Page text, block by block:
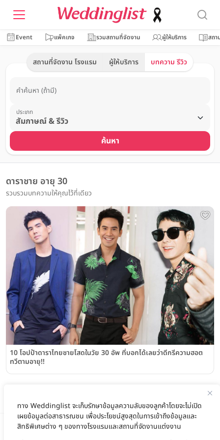
ทาง Weddinglist จะเก็บรักษาข้อมูลความลับของลูกค้าโดยจะไม่เปิด
เผยข้อมูลต่อสาธารณชน เพื่อประโยชน์สูงสุดในการเข้าถึงข้อมูลและ
สิทธิพิเศษต่าง ๆ ของทางโรงแรมและสถานที่จัดงานแต่งงาน
Event แพ็คเกจ รวมสถานที่จัดงาน ผู้ให้บริการ สถา
สถานที่จัดงาน โรงแรม ผู้ให้บริการ บทความ รีวิว
คำค้นหา (ถ้ามี)
ประเภท
ค้นหา
ดาราชาย อายุ 30
รวบรวมบทความให้คุณไว้ที่เดียว
10 โอปป้าดาราไทยชายโสดในวัย 30 อัพ ที่บอกได้เลยว่าดีกรีความฮอต
ทวีตามอายุ!!